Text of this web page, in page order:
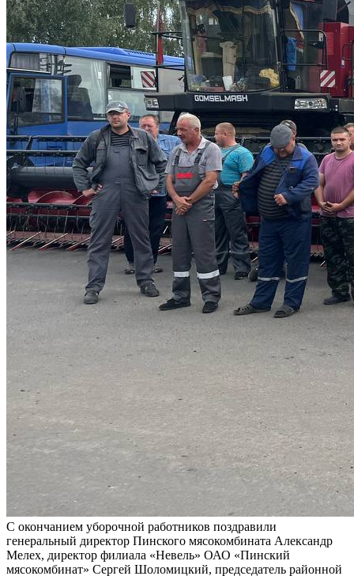
С окончанием уборочной работников поздравили
генеральный директор Пинского мясокомбината Александр
Мелех, директор филиала «Невель» ОАО «Пинский
мясокомбинат» Сергей Шоломицкий, председатель районной